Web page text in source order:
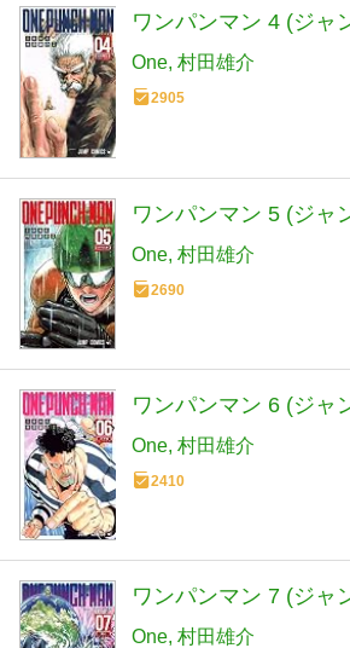
ワンパンマン 4 (ジャ
One 村田雄介
2905
ワンパンマン 5 (ジャ
One 村田雄介
2690
ワンパンマン 6 (ジャ
One 村田雄介
2410
ワンパンマン 7 (ジャ
One 村田雄介